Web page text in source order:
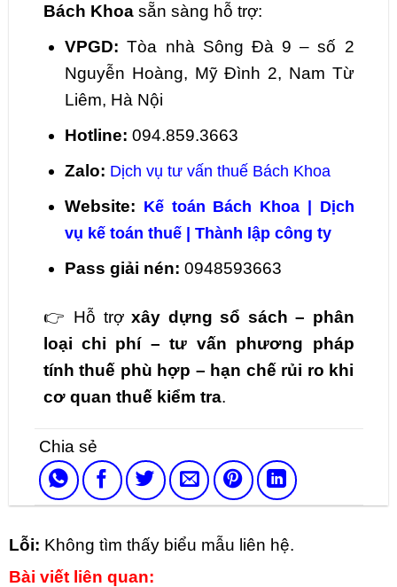
Bách Khoasẵn sàng hỗ trợ:
VPGD: Tòa nhà Sông Đà 9 – số 2
Nguyễn Hoàng, Mỹ Đình 2, Nam Từ
Liêm, Hà Nội
Hotline: 094.859.3663
Zalo: Dịch vụ tư vấn thuế Bách Khoa
Website: Kế toán Bách Khoa | Dịch
vụ kế toán thuế | Thành lập công ty
Pass giải nén: 0948593663
👉 Hỗ trợxây dựng sổ sách – phân
loại chi phí – tư vấn phương pháp
tính thuế phù hợp – hạn chế rủi ro khi
cơ quan thuế kiểm tra.
Lỗi: Không tìm thấy biểu mẫu liên hệ.
Bài viết liên quan: